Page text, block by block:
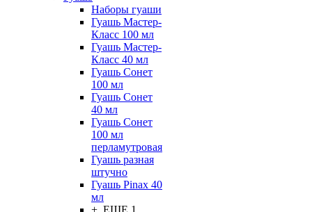
Наборы гуаши
Гуашь Мастер-
Класс 100 мл
Гуашь Мастер-
Класс 40 мл
Гуашь Сонет
100 мл
Гуашь Сонет
40 мл
Гуашь Сонет
100 мл
перламутровая
Гуашь разная
штучно
Гуашь Pinax 40
мл
+ ЕЩЕ 1